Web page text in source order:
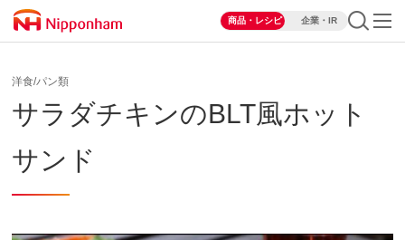
商品・レシピ 企業・IR
洋食/パン類
サラダチキンのBLT風ホット
サンド